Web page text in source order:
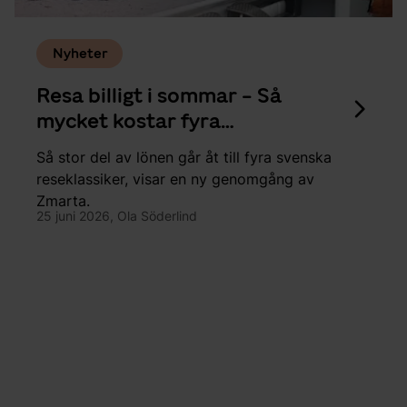
Nyheter
Resa billigt i sommar - Så
mycket kostar fyra
reseklassiker
Så stor del av lönen går åt till fyra svenska
reseklassiker, visar en ny genomgång av
Zmarta.
25 juni 2026, Ola Söderlind